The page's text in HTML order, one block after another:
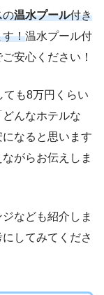
の温水プール付き
す！温水プール付
安心ください！
ても8万円くらい
んなホテルな
なると思います
がらお伝えしま
なども紹介しま
してみてくださ